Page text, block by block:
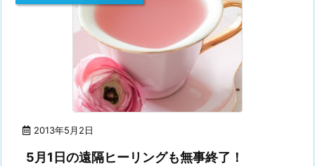
2013年5月2日
5月1日の遠隔ヒーリングも無事終了！